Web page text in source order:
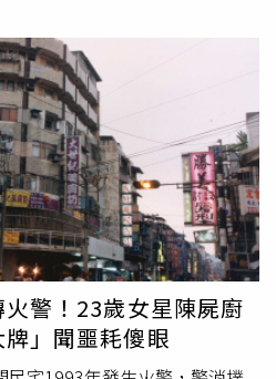
警！23歲女星陳屍廚
」聞噩耗傻眼